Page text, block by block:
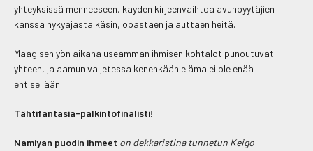
yhteyksissä menneeseen, käyden kirjeenvaihtoa avunpyytäjien
kanssa nykyajasta käsin, opastaen ja auttaen heitä.
Maagisen yön aikana useamman ihmisen kohtalot punoutuvat
yhteen, ja aamun valjetessa kenenkään elämä ei ole enää
entisellään.
Tähtifantasia-palkintofinalisti!
Namiyan puodin ihmeet on dekkaristina tunnetun Keigo